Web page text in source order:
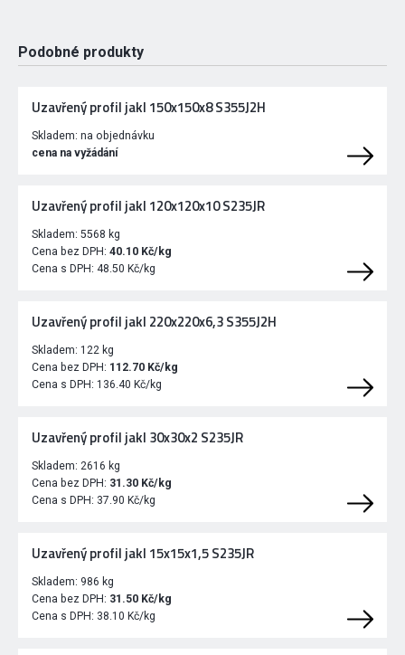
Podobné produkty
Uzavřený profil jakl 150x150x8 S355J2H
Skladem: na objednávku
cena na vyžádání
Uzavřený profil jakl 120x120x10 S235JR
Skladem: 5568 kg
Cena bez DPH: 40.10 Kč/kg
Cena s DPH: 48.50 Kč/kg
Uzavřený profil jakl 220x220x6,3 S355J2H
Skladem: 122 kg
Cena bez DPH: 112.70 Kč/kg
Cena s DPH: 136.40 Kč/kg
Uzavřený profil jakl 30x30x2 S235JR
Skladem: 2616 kg
Cena bez DPH: 31.30 Kč/kg
Cena s DPH: 37.90 Kč/kg
Uzavřený profil jakl 15x15x1,5 S235JR
Skladem: 986 kg
Cena bez DPH: 31.50 Kč/kg
Cena s DPH: 38.10 Kč/kg